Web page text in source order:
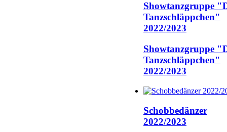
Showtanzgruppe
Tanzschläppchen"
2022/2023
Showtanzgruppe
Tanzschläppchen"
2022/2023
Schobbedänzer
2022/2023